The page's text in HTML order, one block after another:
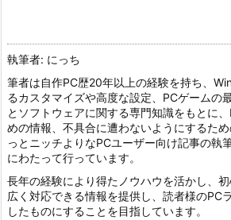
執筆者: にっち
筆者は自作PC歴20年以上の経験を持ち、
るカスタマイズや高度な設定、PCゲームの
とソフトウェアに関する専門知識をもとに
めの情報、不具合に遭わないようにするた
っとニッチよりなPCユーザー向け記事の執
にわたって行っています。
長年の経験により得たノウハウを活かし、
広く対応できる情報を提供し、読者様のPC
したものにすることを目指しています。